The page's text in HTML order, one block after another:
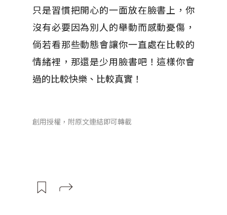
只是習慣把開心的一面放在臉書上，你
沒有必要因為別人的舉動而感動憂傷，
倘若看那些動態會讓你一直處在比較的
情緒裡，那還是少用臉書吧！這樣你會
過的比較快樂、比較真實！
創用授權，附原文連結即可轉載